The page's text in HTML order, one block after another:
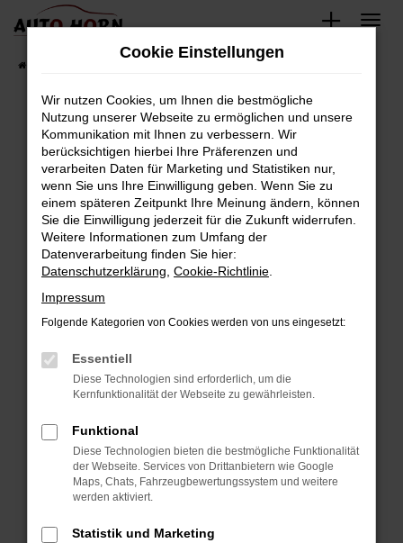
Zum
springen
Fahrzeugbestand
Fehler: Network Error
Beim Laden ist ein Fehler aufgetreten.
Hier sind ein paar Tipps, die dir helfen können:
Überprüfe deine Firewall und deine
Internetverbindung.
Laden andere Webseiten, zum Beispiel deine
Suchmaschine?
Prüfe deine Browsererweiterungen.
können das Laden bestimmter Seiten
verhindern. Funktioniert die Seite in einem
anderen Browser oder in einem privaten
Starte dein Gerät neu.
Das kann manchmal helfen, vorübergehende
Probleme zu beheben.
Betriebssystem auf dem neuesten Stand
Cookie Einstellungen
Wir nutzen Cookies, um Ihnen die bestmögliche
Nutzung unserer Webseite zu ermöglichen und unsere
Kommunikation mit Ihnen zu verbessern. Wir
berücksichtigen hierbei Ihre Präferenzen und
verarbeiten Daten für Marketing und Statistiken nur,
wenn Sie uns Ihre Einwilligung geben. Wenn Sie zu
einem späteren Zeitpunkt Ihre Meinung ändern, können
Sie die Einwilligung jederzeit für die Zukunft widerrufen.
Weitere Informationen zum Umfang der
Datenverarbeitung finden Sie hier:
Datenschutzerklärung Cookie-Richtlinie
Impressum
Folgende Kategorien von Cookies werden von uns eingesetzt:
Essentiell
Diese Technologien sind erforderlich, um die
Kernfunktionalität der Webseite zu gewährleisten.
Funktional
Diese Technologien bieten die bestmögliche Funktionalität
der Webseite. Services von Drittanbietern wie Google
Maps, Chats, Fahrzeugbewertungssystem und weitere
werden aktiviert.
Statistik und Marketing